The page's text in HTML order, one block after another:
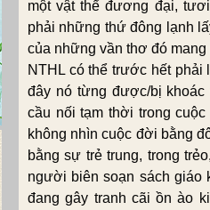
một vật thể đương đại,
phải những thứ đông lạnh
của những vần thơ đó
NTHL có thể trước hết
đây nó từng được/bị
cầu nối tạm thời trong
không nhìn cuộc đời bằng
bằng sự trẻ trung, trong
người biên soạn sách giáo
đang gây tranh cãi ồn ào